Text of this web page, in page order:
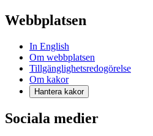
Webbplatsen
In English
Om webbplatsen
Tillgänglighetsredogörelse
Om kakor
Hantera kakor
Sociala medier